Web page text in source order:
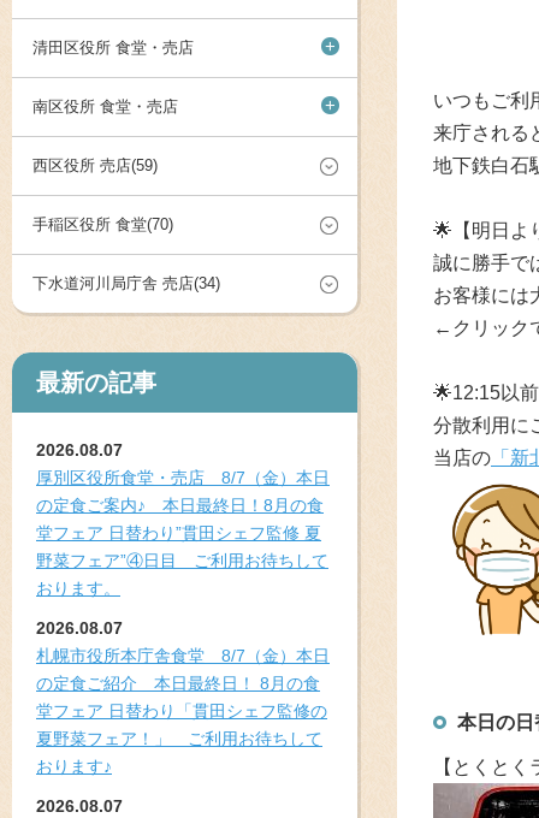
清田区役所 食堂・売店 +
南区役所 食堂・売店 +
西区役所 売店(59)
手稲区役所 食堂(70)
下水道河川局庁舎 売店(34)
最新の記事
2026.08.07
厚別区役所食堂・売店 8/7（金）本日
の定食ご案内♪ 本日最終日！8月の食
堂フェア 日替わり”貫田シェフ監修 夏
野菜フェア”④日目 ご利用お待ちして
おります。
2026.08.07
札幌市役所本庁舎食堂 8/7（金）本日
の定食ご紹介 本日最終日！ 8月の食
堂フェア 日替わり「貫田シェフ監修の
夏野菜フェア！」 ご利用お待ちして
おります♪
2026.08.07
いつもご利
来庁される
地下鉄白石
🌟 【明日
誠に勝手で
お客様には
←クリック
🌟12:15以
分散利用に
当店の 「
本日の日
【とくと